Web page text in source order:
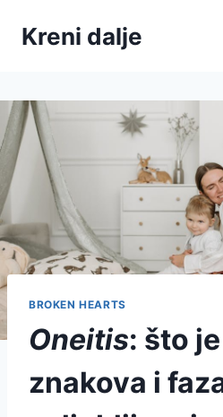
Kreni dalje
BROKEN HEARTS
Oneitis: što
znakova i